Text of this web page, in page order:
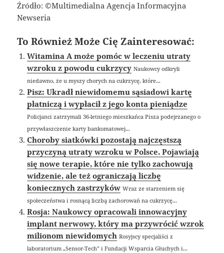
Źródło: ©Multimedialna Agencja Informacyjna
Newseria
To Również Może Cię Zainteresować:
Witamina A może pomóc w leczeniu utraty
wzroku z powodu cukrzycy Naukowcy odkryli
niedawno, że u myszy chorych na cukrzycę, które...
Pisz: Ukradł niewidomemu sąsiadowi kartę
płatniczą i wypłacił z jego konta pieniądze
Policjanci zatrzymali 36-letniego mieszkańca Pisza podejrzanego o
przywłaszczenie karty bankomatowej...
Choroby siatkówki pozostają najczęstszą
przyczyną utraty wzroku w Polsce. Pojawiają
się nowe terapie, które nie tylko zachowują
widzenie, ale też ograniczają liczbę
koniecznych zastrzyków Wraz ze starzeniem się
społeczeństwa i rosnącą liczbą zachorowań na cukrzycę...
Rosja: Naukowcy opracowali innowacyjny
implant nerwowy, który ma przywrócić wzrok
milionom niewidomych Rosyjscy specjaliści z
laboratorium „Sensor-Tech” i Fundacji Wsparcia Głuchych i...